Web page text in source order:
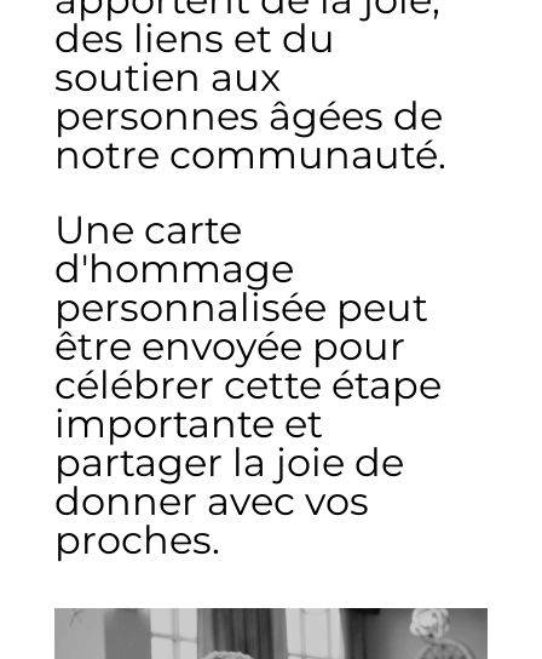
des liens et du
soutien aux
personnes âgées de
notre communauté.
Une carte
d'hommage
personnalisée peut
être envoyée pour
célébrer cette étape
importante et
partager la joie de
donner avec vos
proches.